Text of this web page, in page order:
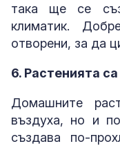
така ще се
климатик.
отворени, за да
6. Растенията
Домашните
въздуха, но и
създава по-